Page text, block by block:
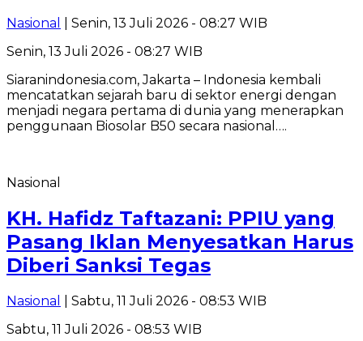
Nasional
| Senin, 13 Juli 2026 - 08:27 WIB
Senin, 13 Juli 2026 - 08:27 WIB
Siaranindonesia.com, Jakarta – Indonesia kembali
mencatatkan sejarah baru di sektor energi dengan
menjadi negara pertama di dunia yang menerapkan
penggunaan Biosolar B50 secara nasional….
Nasional
KH. Hafidz Taftazani: PPIU yang
Pasang Iklan Menyesatkan Harus
Diberi Sanksi Tegas
Nasional
| Sabtu, 11 Juli 2026 - 08:53 WIB
Sabtu, 11 Juli 2026 - 08:53 WIB